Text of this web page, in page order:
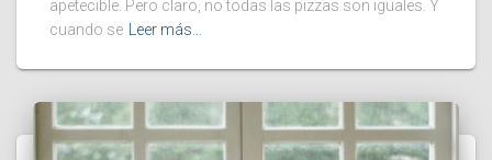
apetecible. Pero claro, no todas las pizzas son iguales. Y
cuando se
Leer más…